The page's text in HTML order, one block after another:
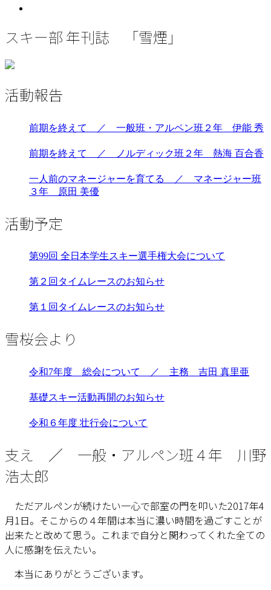
スキー部 年刊誌 「雪煙」
活動報告
前期を終えて ／ 一般班・アルペン班２年 伊能 秀
前期を終えて ／ ノルディック班２年 熱海 百合香
一人前のマネージャーを育てる ／ マネージャー班
３年 原田 美優
活動予定
第99回 全日本学生スキー選手権大会について
第２回タイムレースのお知らせ
第１回タイムレースのお知らせ
雪桜会より
令和7年度 総会について ／ 主務 吉田 真里亜
基礎スキー活動再開のお知らせ
令和６年度 壮行会について
支え ／ 一般・アルペン班４年 川野
浩太郎
ただアルペンが続けたい一心で部室の門を叩いた2017年4
月1日。そこからの４年間は本当に濃い時間を過ごすことが
出来たと改めて思う。これまで自分と関わってくれた全ての
人に感謝を伝えたい。
本当にありがとうございます。